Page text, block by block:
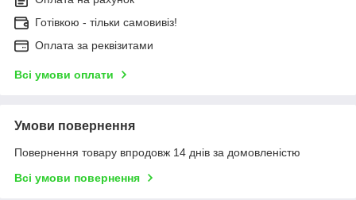
Готівкою - тільки самовивіз!
Оплата за реквізитами
Всі умови оплати
Умови повернення
Повернення товару впродовж 14 днів за домовленістю
Всі умови повернення